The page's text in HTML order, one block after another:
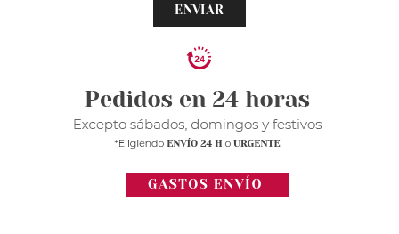
ENVIAR